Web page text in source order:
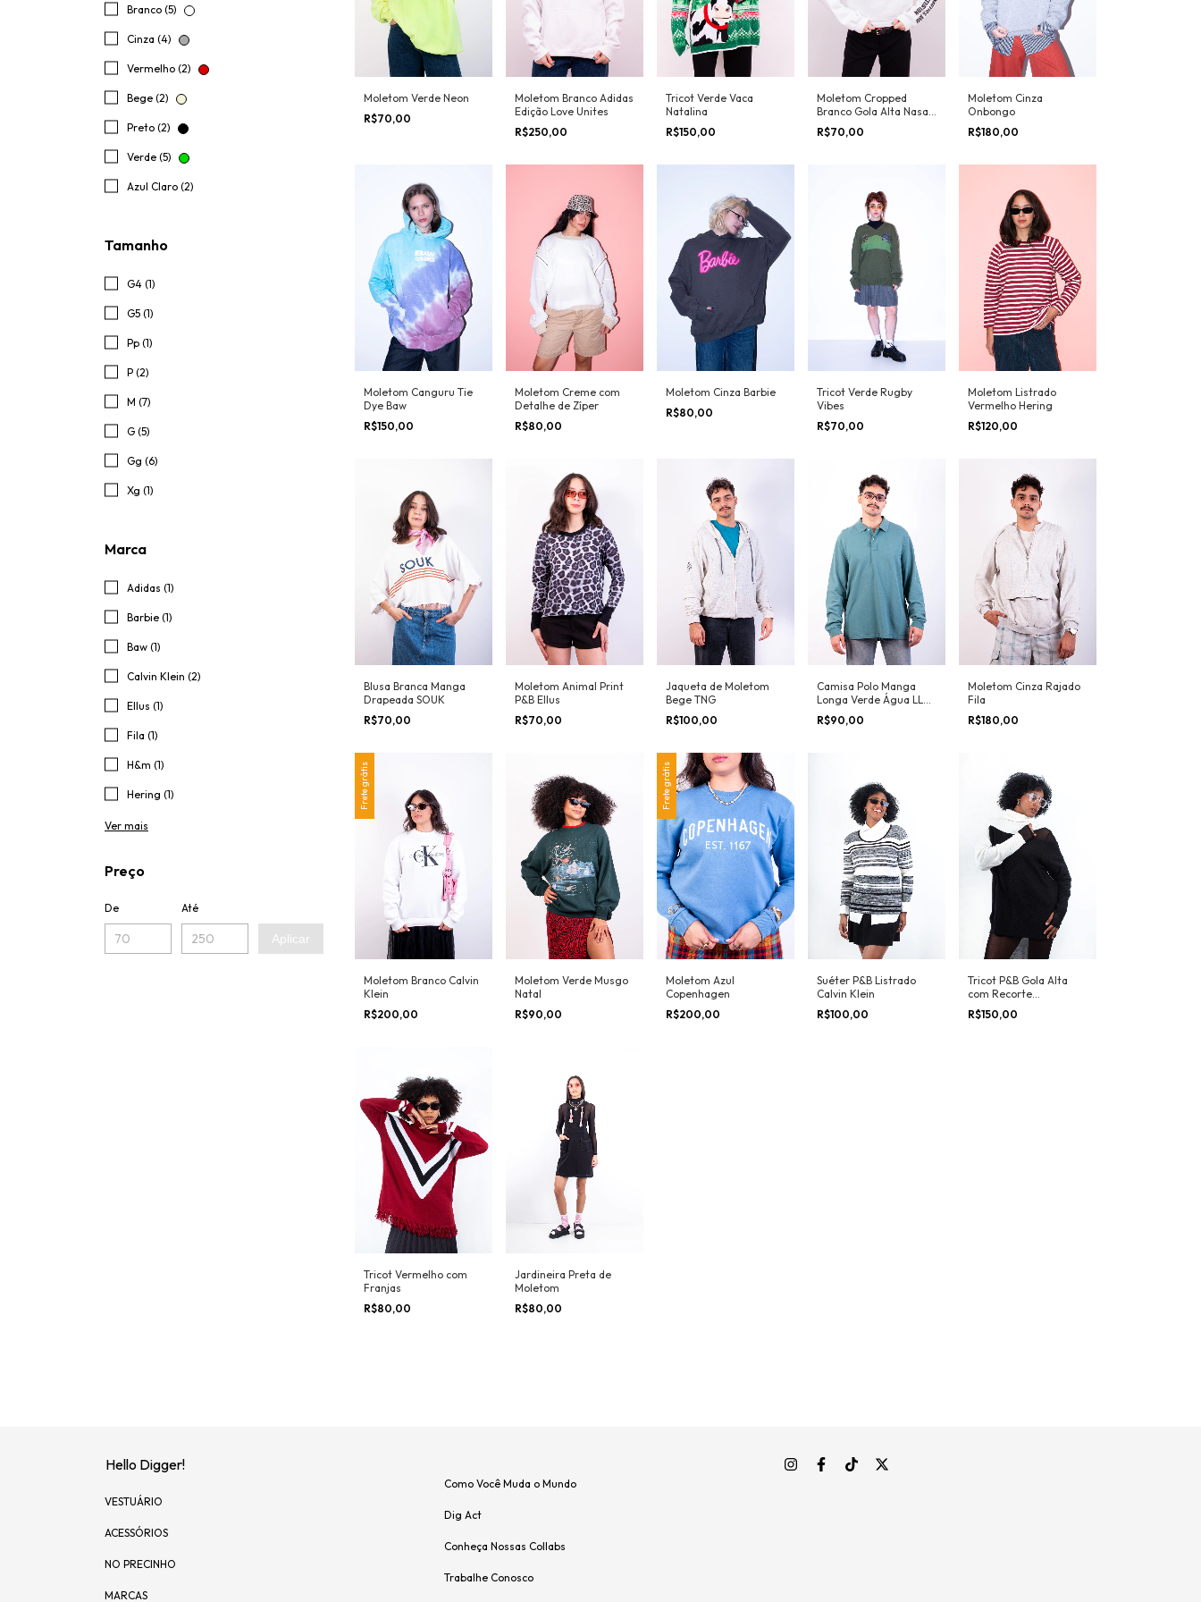
Branco (5)
Cinza (4)
Vermelho (2)
Bege (2)
Preto (2)
Verde (5)
Azul Claro (2)
Tamanho
G4 (1)
G5 (1)
Pp (1)
P (2)
M (7)
G (5)
Gg (6)
Xg (1)
Marca
Adidas (1)
Barbie (1)
Baw (1)
Calvin Klein (2)
Ellus (1)
Fila (1)
H&m (1)
Hering (1)
Ver mais
Preço
De Até
Aplicar
Moletom Verde Neon
R$70,00
Moletom Branco Adidas
Edição Love Unites
R$250,00
Tricot Verde Vaca
Natalina
R$150,00
Moletom Cropped
Branco Gola Alta Nasa
H&M
R$70,00
Moletom Cinza
Onbongo
R$180,00
Moletom Canguru Tie
Dye Baw
R$150,00
Moletom Creme com
Detalhe de Zíper
R$80,00
Moletom Cinza Barbie
R$80,00
Tricot Verde Rugby
Vibes
R$70,00
Moletom Listrado
Vermelho Hering
R$120,00
Blusa Branca Manga
Drapeada SOUK
R$70,00
Moletom Animal Print
P&B Ellus
R$70,00
Jaqueta de Moletom
Bege TNG
R$100,00
Camisa Polo Manga
Longa Verde Água LL
Bean
R$90,00
Moletom Cinza Rajado
Fila
R$180,00
Frete grátis
Moletom Branco Calvin
Klein
R$200,00
Moletom Verde Musgo
Natal
R$90,00
Frete grátis
Moletom Azul
Copenhagen
R$200,00
Suéter P&B Listrado
Calvin Klein
R$100,00
Tricot P&B Gola Alta
com Recorte
Assimétrico
R$150,00
Tricot Vermelho com
Franjas
R$80,00
Jardineira Preta de
Moletom
R$80,00
Hello Digger!
VESTUÁRIO
ACESSÓRIOS
NO PRECINHO
MARCAS
Como Você Muda o Mundo
Dig Act
Conheça Nossas Collabs
Trabalhe Conosco